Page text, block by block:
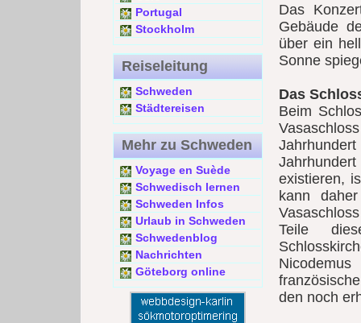
Portugal
Stockholm
Reiseleitung
Schweden
Städtereisen
Mehr zu Schweden
Voyage en Suède
Schwedisch lernen
Schweden Infos
Urlaub in Schweden
Schwedenblog
Nachrichten
Göteborg online
Das
Gebäude
über ein
Sonne
Das
Beim
existieren,
kann
Teile
den noch